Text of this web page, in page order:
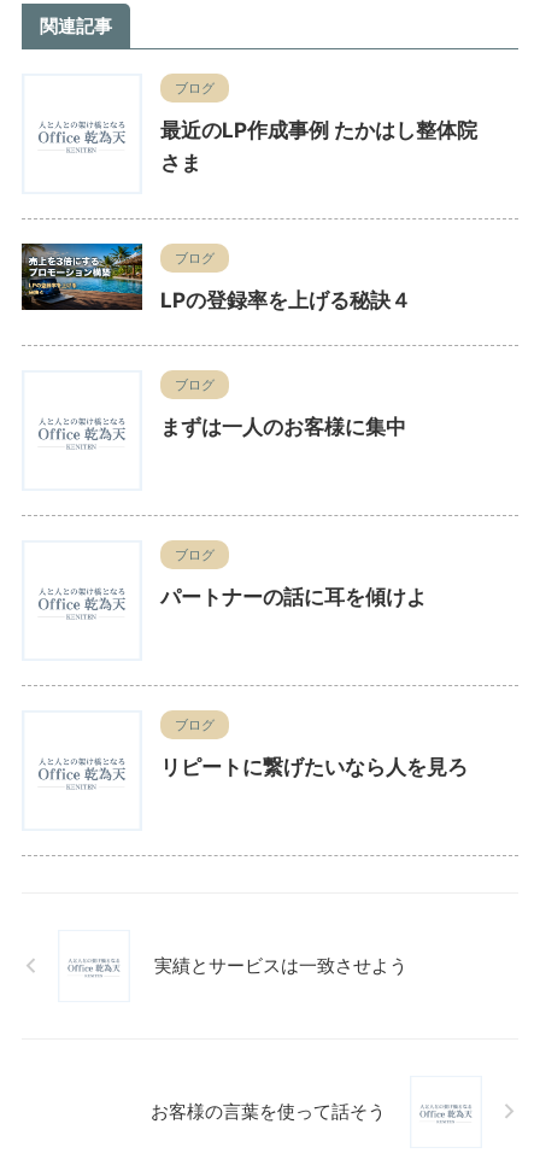
関連記事
ブログ
最近のLP作成事例 たかはし整体院
さま
ブログ
LPの登録率を上げる秘訣４
ブログ
まずは一人のお客様に集中
ブログ
パートナーの話に耳を傾けよ
ブログ
リピートに繋げたいなら人を見ろ
実績とサービスは一致させよう
お客様の言葉を使って話そう